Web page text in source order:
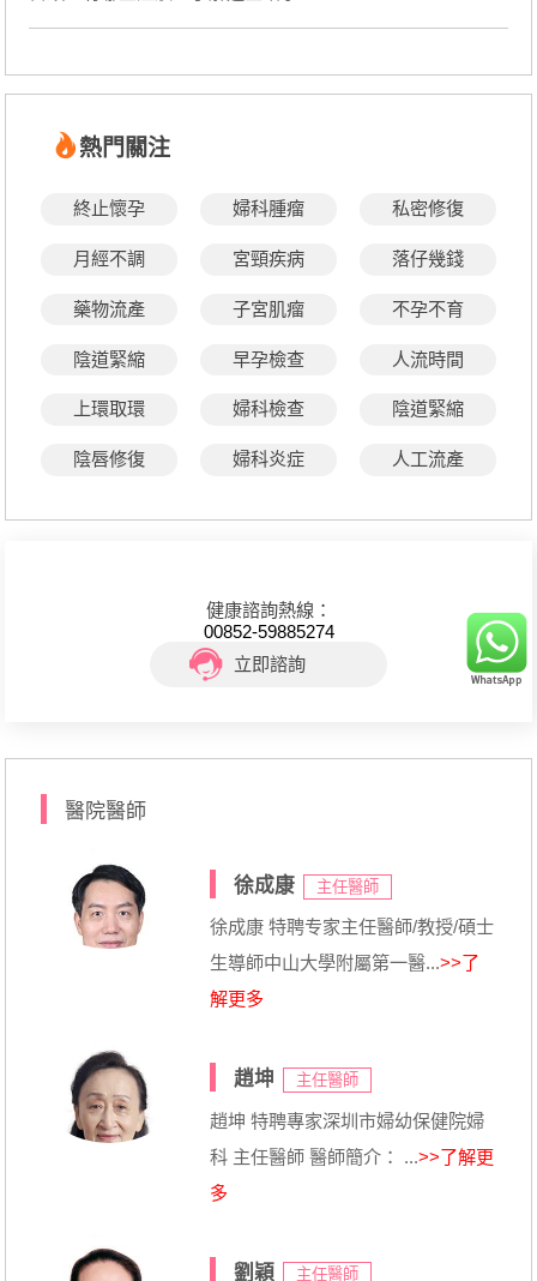
熱門關注
終止懷孕 婦科腫瘤 私密修復
月經不調 宮頸疾病 落仔幾錢
藥物流產 子宮肌瘤 不孕不育
陰道緊縮 早孕檢查 人流時間
上環取環 婦科檢查 陰道緊縮
陰唇修復 婦科炎症 人工流產
健康諮詢熱線：
00852-59885274
立即諮詢
醫院醫師
徐成康 主任醫師
徐成康 特聘专家主任醫師/教授/碩士
生導師中山大學附屬第一醫...>>了
解更多
趙坤 主任醫師
趙坤 特聘專家深圳市婦幼保健院婦
科 主任醫師 醫師簡介： ...>>了解更
多
劉穎 主任醫師